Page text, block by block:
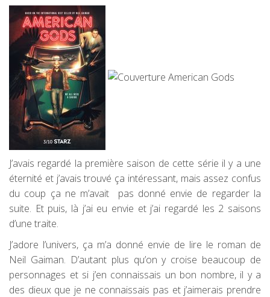
J’avais regardé la première saison de cette série il y a une
éternité et j’avais trouvé ça intéressant, mais assez confus
du coup ça ne m’avait pas donné envie de regarder la
suite. Et puis, là j’ai eu envie et j’ai regardé les 2 saisons
d’une traite.
J’adore l’univers, ça m’a donné envie de lire le roman de
Neil Gaiman. D’autant plus qu’on y croise beaucoup de
personnages et si j’en connaissais un bon nombre, il y a
des dieux que je ne connaissais pas et j’aimerais prendre